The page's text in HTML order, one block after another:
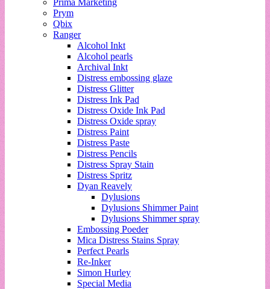
Prym
Qbix
Ranger
Alcohol Inkt
Alcohol pearls
Archival Inkt
Distress embossing glaze
Distress Glitter
Distress Ink Pad
Distress Oxide Ink Pad
Distress Oxide spray
Distress Paint
Distress Paste
Distress Pencils
Distress Spray Stain
Distress Spritz
Dyan Reavely
Dylusions
Dylusions Shimmer Paint
Dylusions Shimmer spray
Embossing Poeder
Mica Distress Stains Spray
Perfect Pearls
Re-Inker
Simon Hurley
Special Media